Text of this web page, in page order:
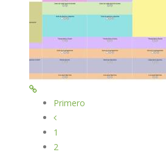
Primero
1
2